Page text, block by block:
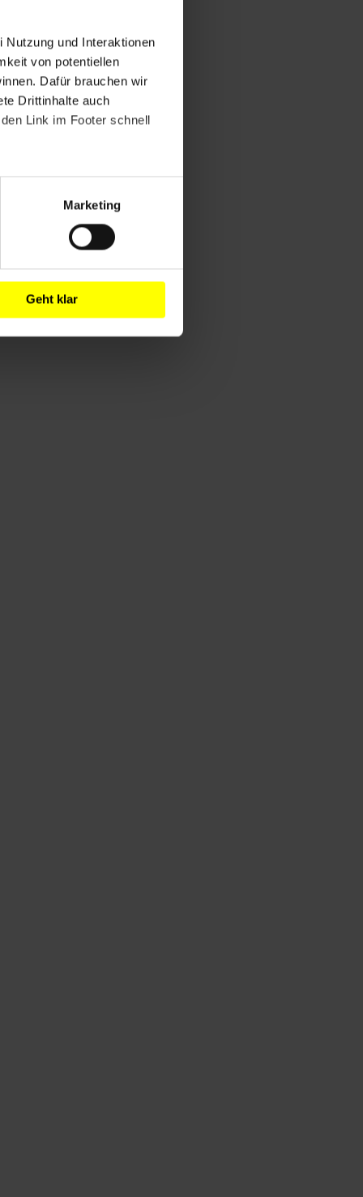
Nutzung und Interaktionen
von potentiellen
Dafür brauchen wir
Drittinhalte auch
Link im Footer schnell
Marketing
Geht klar